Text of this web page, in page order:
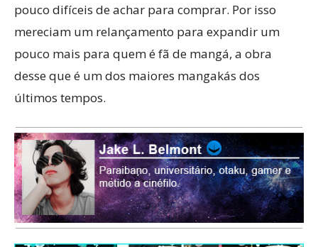
pouco difíceis de achar para comprar. Por isso
mereciam um relançamento para expandir um
pouco mais para quem é fã de mangá, a obra
desse que é um dos maiores mangakás dos
últimos tempos.